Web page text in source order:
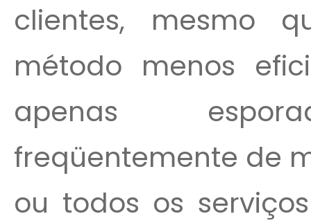
clientes, mesmo
método menos
apenas
freqüentemente de
ou todos os